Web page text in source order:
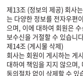
제13조 (정보의 제공) 회사
는 다양한 정보를 전자우편
으며, 이에 대하여 회원은
보수신을 거절할 수 있습니
제14조 (게시물 삭제)
회사는 회원이 게시하는 게
대하여 책임을 지지 않으며
동의절차 없이 삭제할 수 있